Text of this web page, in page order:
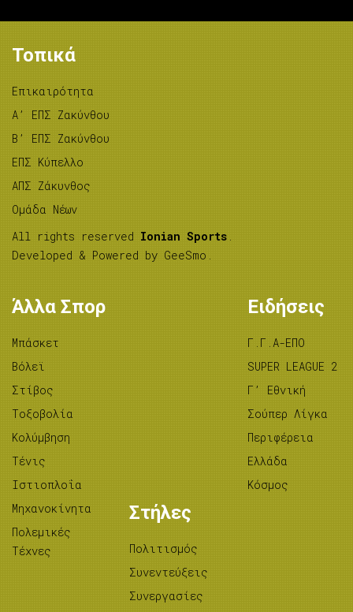
Τοπικά
Επικαιρότητα
A’ ΕΠΣ Ζακύνθου
B’ ΕΠΣ Ζακύνθου
ΕΠΣ Κύπελλο
ΑΠΣ Ζάκυνθος
Ομάδα Νέων
All rights reserved Ionian Sports .
Developed & Powered by GeeSmo .
Άλλα Σπορ
Μπάσκετ
Βόλεϊ
Στίβος
Tοξοβολία
Κολύμβηση
Τένις
Ιστιοπλοΐα
Μηχανοκίνητα
Πολεμικές
Τέχνες
Ειδήσεις
Γ.Γ.Α-ΕΠΟ
SUPER LEAGUE 2
Γ’ Εθνική
Σούπερ Λίγκα
Περιφέρεια
Ελλάδα
Κόσμος
Στήλες
Πολιτισμός
Συνεντεύξεις
Συνεργασίες